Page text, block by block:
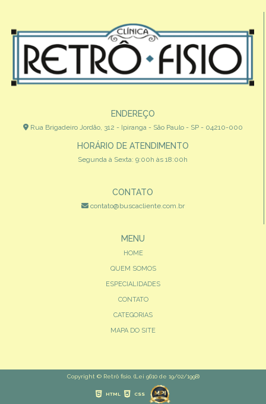
ENDEREÇO
Rua Brigadeiro Jordão, 312 - Ipiranga - São Paulo - SP - 04210-000
HORÁRIO DE ATENDIMENTO
Segunda à Sexta: 9:00h às 18:00h
CONTATO
contato@buscacliente.com.br
MENU
HOME
QUEM SOMOS
ESPECIALIDADES
CONTATO
CATEGORIAS
MAPA DO SITE
Copyright © Retrô fisio. (Lei 9610 de 19/02/1998)
HTML CSS